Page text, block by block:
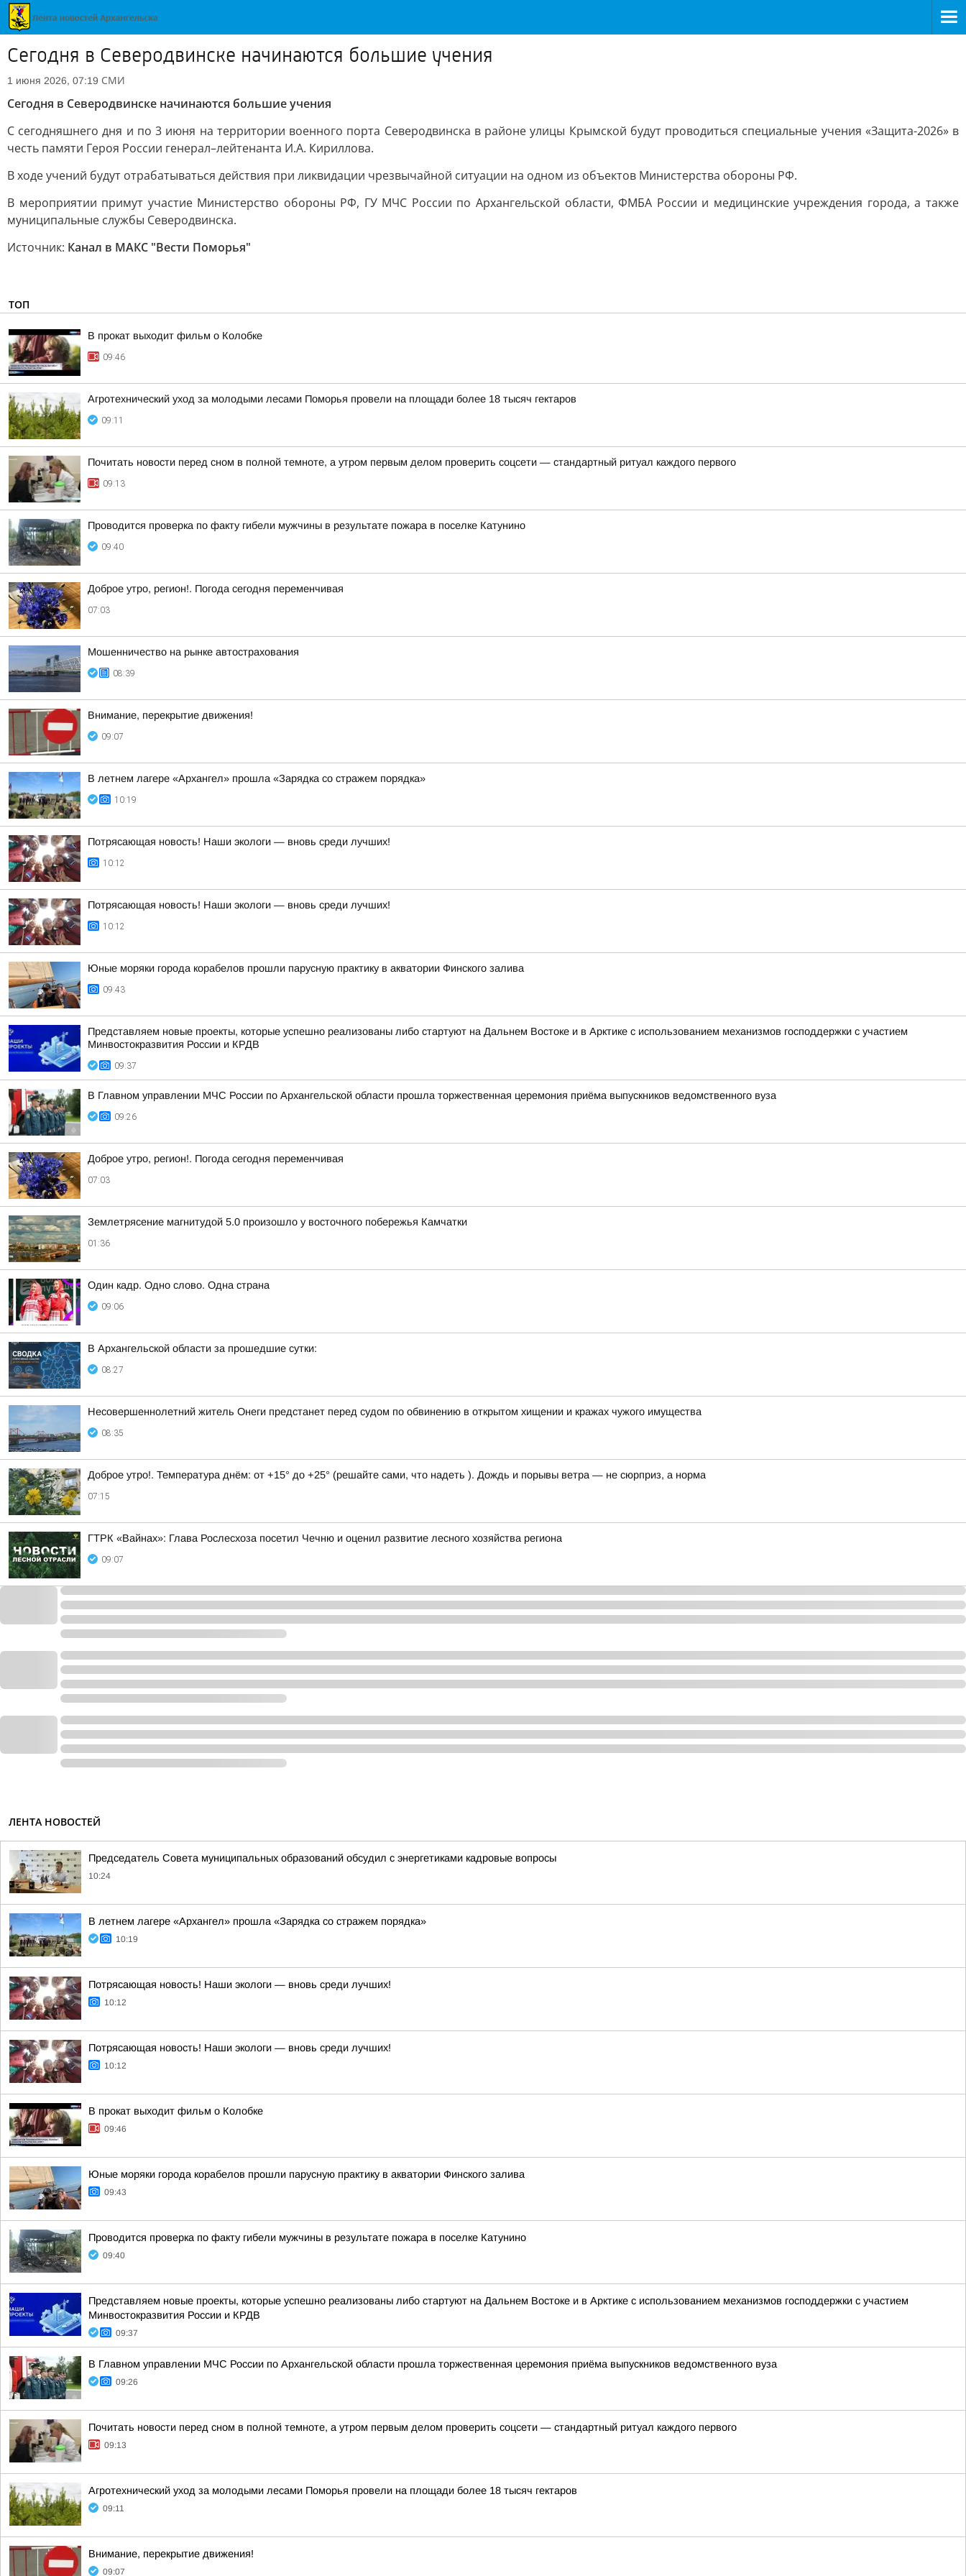
Сегодня в Северодвинске начинаются большие учения
1 июня 2026, 07:19 СМИ
Сегодня в Северодвинске начинаются большие учения
С сегодняшнего дня и по 3 июня на территории военного порта Северодвинска в районе улицы Крымской будут проводиться специальные учения «Защита-2026» в
честь памяти Героя России генерал–лейтенанта И.А. Кириллова.
В ходе учений будут отрабатываться действия при ликвидации чрезвычайной ситуации на одном из объектов Министерства обороны РФ.
В мероприятии примут участие Министерство обороны РФ, ГУ МЧС России по Архангельской области, ФМБА России и медицинские учреждения города, а также
муниципальные службы Северодвинска.
Источник: Канал в МАКС "Вести Поморья"
ТОП
В прокат выходит фильм о Колобке
09:46
Агротехнический уход за молодыми лесами Поморья провели на площади более 18 тысяч гектаров
09:11
Почитать новости перед сном в полной темноте, а утром первым делом проверить соцсети — стандартный ритуал каждого первого
09:13
Проводится проверка по факту гибели мужчины в результате пожара в поселке Катунино
09:40
Доброе утро, регион!. Погода сегодня переменчивая
07:03
Мошенничество на рынке автострахования
08:39
Внимание, перекрытие движения!
09:07
В летнем лагере «Архангел» прошла «Зарядка со стражем порядка»
10:19
Потрясающая новость! Наши экологи — вновь среди лучших!
10:12
Потрясающая новость! Наши экологи — вновь среди лучших!
10:12
Юные моряки города корабелов прошли парусную практику в акватории Финского залива
09:43
Представляем новые проекты, которые успешно реализованы либо стартуют на Дальнем Востоке и в Арктике с использованием механизмов господдержки с участием
Минвостокразвития России и КРДВ
09:37
В Главном управлении МЧС России по Архангельской области прошла торжественная церемония приёма выпускников ведомственного вуза
09:26
Доброе утро, регион!. Погода сегодня переменчивая
07:03
Землетрясение магнитудой 5.0 произошло у восточного побережья Камчатки
01:36
Один кадр. Одно слово. Одна страна
09:06
В Архангельской области за прошедшие сутки:
08:27
Несовершеннолетний житель Онеги предстанет перед судом по обвинению в открытом хищении и кражах чужого имущества
08:35
Доброе утро!. Температура днём: от +15° до +25° (решайте сами, что надеть ). Дождь и порывы ветра — не сюрприз, а норма
07:15
ГТРК «Вайнах»: Глава Рослесхоза посетил Чечню и оценил развитие лесного хозяйства региона
09:07
ЛЕНТА НОВОСТЕЙ
Председатель Совета муниципальных образований обсудил с энергетиками кадровые вопросы
10:24
В летнем лагере «Архангел» прошла «Зарядка со стражем порядка»
10:19
Потрясающая новость! Наши экологи — вновь среди лучших!
10:12
Потрясающая новость! Наши экологи — вновь среди лучших!
10:12
В прокат выходит фильм о Колобке
09:46
Юные моряки города корабелов прошли парусную практику в акватории Финского залива
09:43
Проводится проверка по факту гибели мужчины в результате пожара в поселке Катунино
09:40
Представляем новые проекты, которые успешно реализованы либо стартуют на Дальнем Востоке и в Арктике с использованием механизмов господдержки с участием
Минвостокразвития России и КРДВ
09:37
В Главном управлении МЧС России по Архангельской области прошла торжественная церемония приёма выпускников ведомственного вуза
09:26
Почитать новости перед сном в полной темноте, а утром первым делом проверить соцсети — стандартный ритуал каждого первого
09:13
Агротехнический уход за молодыми лесами Поморья провели на площади более 18 тысяч гектаров
09:11
Внимание, перекрытие движения!
09:07